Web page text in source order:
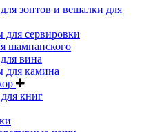
зонтов и вешалки для
для сервировки
шампанского
вина
для камина
книг